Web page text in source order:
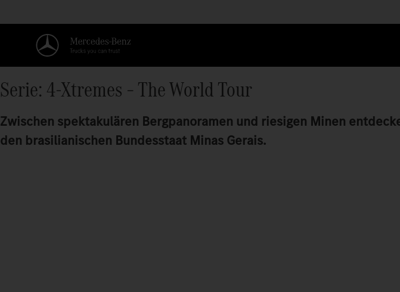
Serie: 4-Xtremes – The World Tour
Zwischen spektakulären Bergpanoramen und riesigen Minen
den brasilianischen Bundesstaat Minas Gerais.